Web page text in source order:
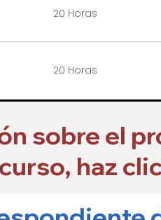
20 Horas
20 Horas
sobre el
haz clic